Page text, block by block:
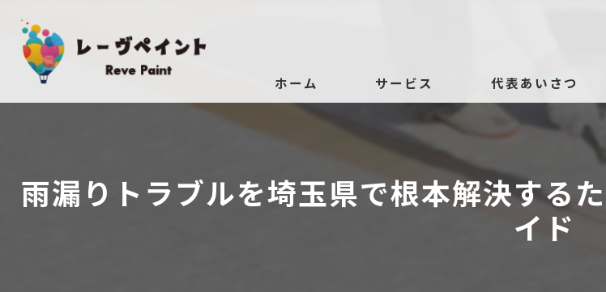
ホーム サービス
依頼、相談の流れ
代表あいさつ
雨漏りトラブルを埼玉県で根本解決する
イド